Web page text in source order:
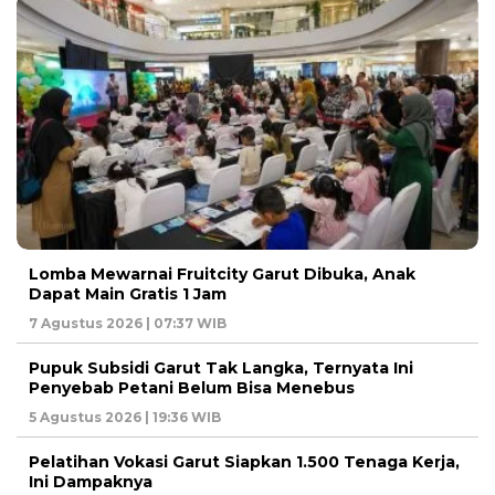
Lomba Mewarnai Fruitcity Garut Dibuka, Anak
Dapat Main Gratis 1 Jam
7 Agustus 2026 | 07:37 WIB
Pupuk Subsidi Garut Tak Langka, Ternyata Ini
Penyebab Petani Belum Bisa Menebus
5 Agustus 2026 | 19:36 WIB
Pelatihan Vokasi Garut Siapkan 1.500 Tenaga Kerja,
Ini Dampaknya